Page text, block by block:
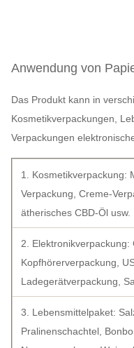
Anwendung von
Das Produkt kann in
Kosmetikverpackungen,
Verpackungen
1. Kosmetikverpackung:
Verpackung, Creme-
ätherisches CBD-Öl usw.
2. Elektronikverpackung:
Kopfhörerverpackung,
Ladegerätverpackung,
3. Lebensmittelpaket:
Pralinenschachtel,